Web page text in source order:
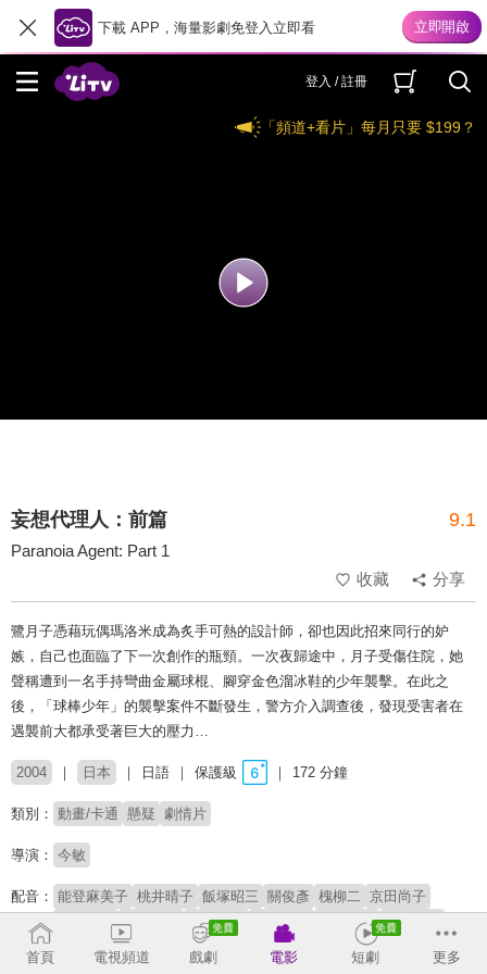
下載 APP，海量影劇免登入立即看
登入 / 註冊
「頻道+看片」每月只要 $199？
妄想代理人：前篇 9.1
Paranoia Agent: Part 1
收藏
分享
鷺月子憑藉玩偶瑪洛米成為炙手可熱的設計師，卻也因此招來同行的妒
嫉，自己也面臨了下一次創作的瓶頸。一次夜歸途中，月子受傷住院，她
聲稱遭到一名手持彎曲金屬球棍、腳穿金色溜冰鞋的少年襲擊。在此之
後，「球棒少年」的襲擊案件不斷發生，警方介入調查後，發現受害者在
遇襲前大都承受著巨大的壓力…
2004 日本 日語 保護級 172 分鐘
類別： 動畫/卡通 懸疑 劇情片
導演： 今敏
配音： 能登麻美子 桃井晴子 飯塚昭三 關俊彥 槐柳二 京田尚子
阪口大助 內海賢二 山口眞弓 三石琴乃 津村真琴 中嶋聰彥
水樹奈奈
首頁 電視頻道 戲劇 電影 短劇 更多